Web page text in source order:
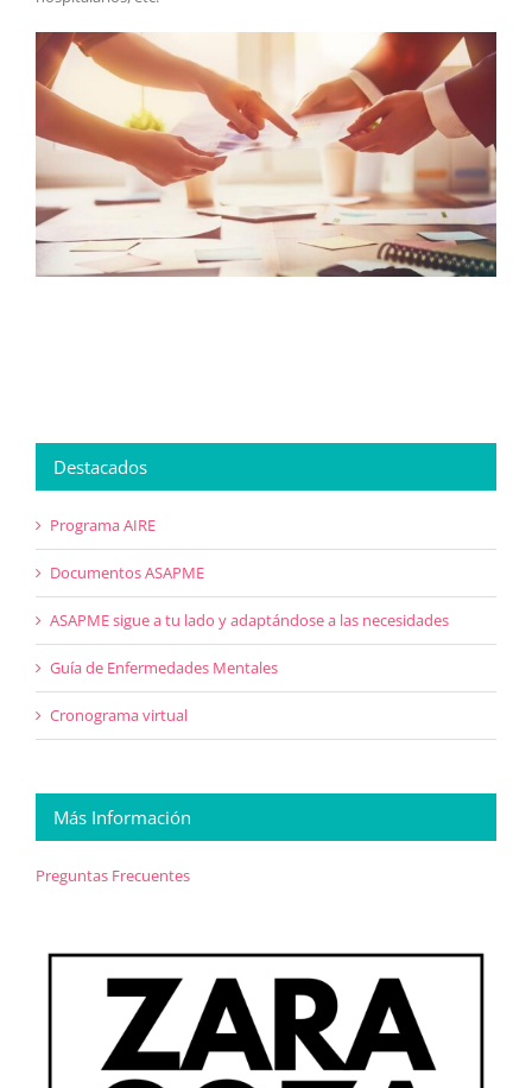
Destacados
Programa AIRE
Documentos ASAPME
ASAPME sigue a tu lado y adaptándose a las necesidades
Guía de Enfermedades Mentales
Cronograma virtual
Más Información
Preguntas Frecuentes